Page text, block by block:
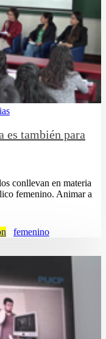
es también para
conllevan en materia
femenino. Animar a
femenino